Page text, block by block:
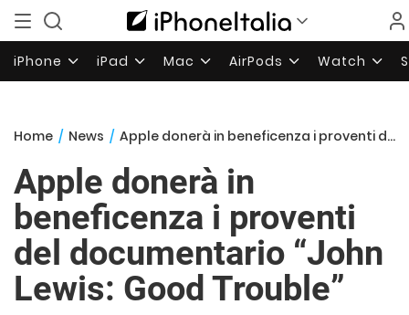
iPhone iPad Mac AirPods Watch
Home / News / Apple donerà in beneficenza i proventi del documentario “John Lewis: Good Trouble”
Apple donerà in
beneficenza i proventi
del documentario “John
Lewis: Good Trouble”